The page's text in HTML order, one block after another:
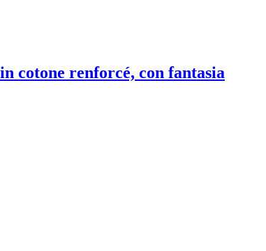
cotone renforcé, con fantasia